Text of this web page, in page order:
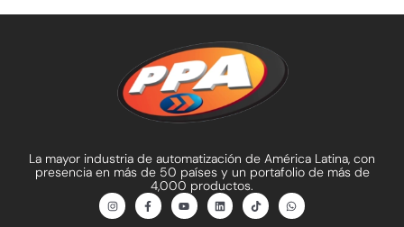
La mayor industria de automatización de América Latina, con
presencia en más de 50 países y un portafolio de más de
4,000 productos.
I
n
s
F
a
c
Y
o
u
L
i
n
T
i
k
W
h
a